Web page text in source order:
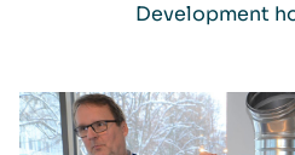
Development